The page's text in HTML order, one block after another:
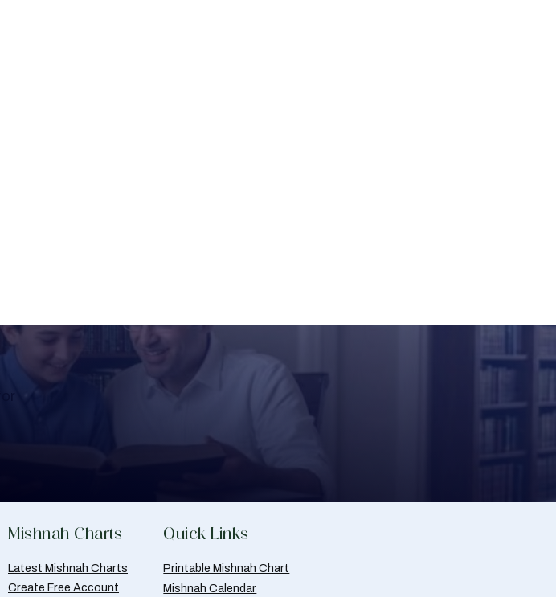
Mishnah Charts
Latest Mishnah Charts
Create Free Account
Quick Links
Printable Mishnah Chart
Mishnah Calendar